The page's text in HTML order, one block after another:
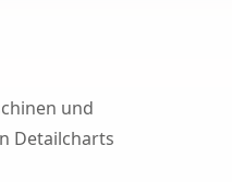
und
Detailcharts